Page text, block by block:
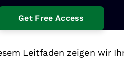
Leitfaden zeigen wir